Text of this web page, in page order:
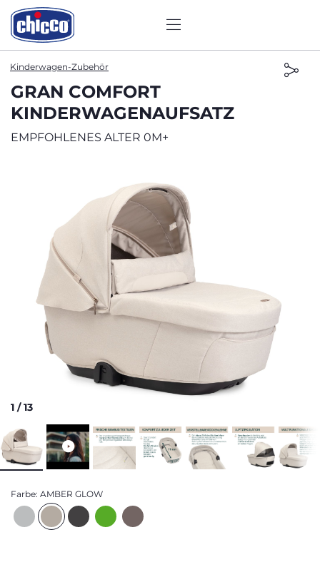
Kinderwagen-Zubehör
GRAN COMFORT
KINDERWAGENAUFSATZ
EMPFOHLENES ALTER 0M+
1 /13
Farbe: AMBER GLOW